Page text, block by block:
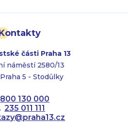
části Praha 13
náměstí 2580/13
5 - Stodůlky
800 130 000
235 011 111
@praha13.cz